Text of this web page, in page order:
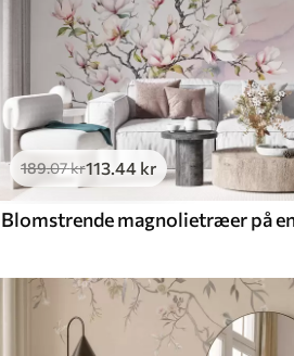
189.07kr113.44 kr